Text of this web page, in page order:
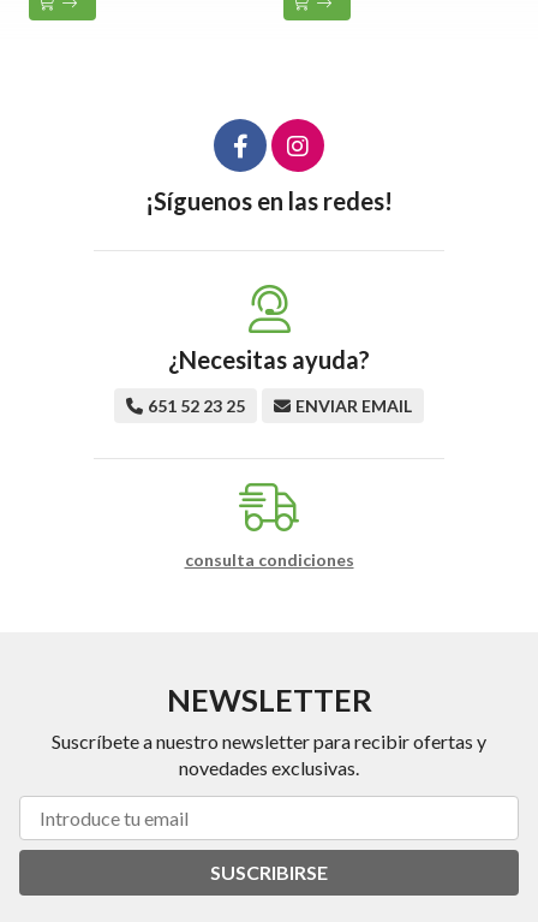
¡Síguenos en las redes!
¿Necesitas ayuda?
651 52 23 25 ENVIAR EMAIL
consulta condiciones
NEWSLETTER
Suscríbete a nuestro newsletter para recibir ofertas y
novedades exclusivas.
SUSCRIBIRSE